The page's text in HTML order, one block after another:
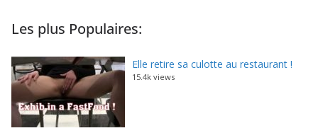
Les plus Populaires:
Elle retire sa culotte au restaurant !
15.4k views